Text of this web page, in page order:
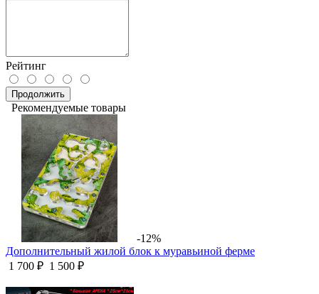
Рейтинг
Продолжить
Рекомендуемые товары
-12%
Дополнительный жилой блок к муравьиной ферме
1 700 ₽ 1 500 ₽